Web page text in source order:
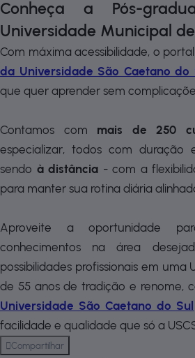
Conheça a Pós-
Universidade Municipal
Com máxima acessibilidade, o
da Universidade São Caetano do
que quer aprender sem
Contamos com mais de 250
especializar, todos com duração
sendo à distância - com a
para manter sua rotina diária
Aproveite a oportunidade
conhecimentos na área
possibilidades profissionais em uma
de 55 anos de tradição e renome,
Universidade São Caetano do Sul
facilidade e qualidade que só a
Compartilhar